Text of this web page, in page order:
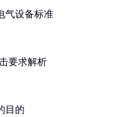
气设备标准
要求解析
目的